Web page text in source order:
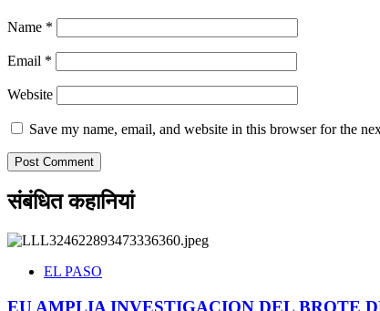
Name *
Email *
Website
Save my name, email, and website in this browser for the
संबंधित कहानियां
EL PASO
EU AMPLIA INVESTIGACION DEL BROTE